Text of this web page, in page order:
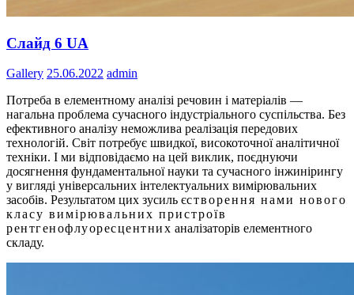
Слайд 6 UA
Gallery 25.06.2022 admin
Потреба в елементному аналізі речовин і матеріалів —
нагальна проблема сучасного індустріального суспільства. Без
ефективного аналізу неможлива реалізація передових
технологій. Світ потребує швидкої, високоточної аналітичної
техніки. І ми відповідаємо на цей виклик, поєднуючи
досягнення фундаментальної науки та сучасного інжинірингу
у вигляді універсальних інтелектуальних вимірювальних
засобів. Результатом цих зусиль єстворення нами нового
класу вимірювальних пристроїв
рентгенофлуоресцентних аналізаторів елементного
складу.